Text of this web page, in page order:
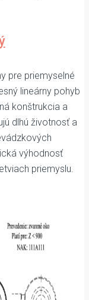
pre priemyselné
lineárny pohyb
konštrukcia a
dlhú životnosť a
výhodnosť
priemyslu.